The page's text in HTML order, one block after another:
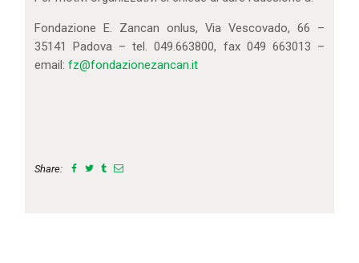
Fondazione E. Zancan onlus, Via Vescovado, 66 –
35141 Padova – tel. 049.663800, fax 049 663013 –
email:fz@fondazionezancan.it
Share: